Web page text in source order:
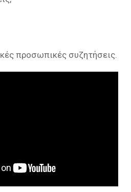
προσωπικές συζητήσεις.